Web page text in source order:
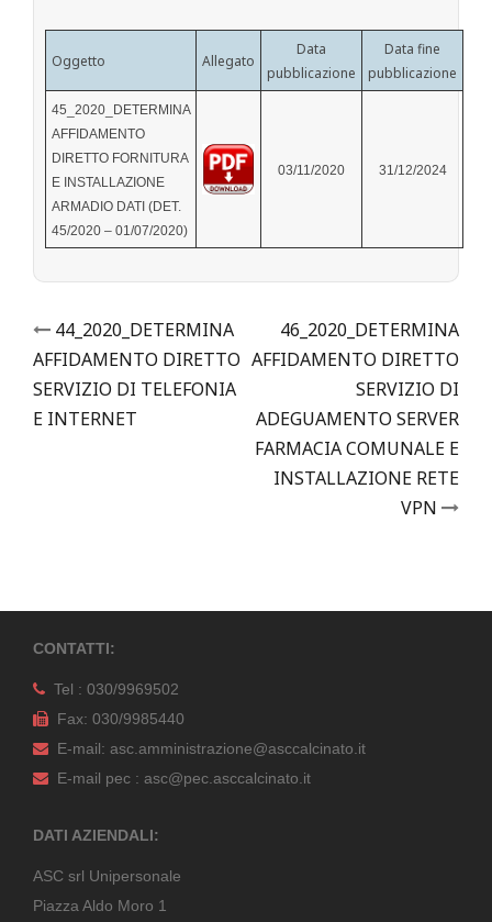
Oggetto Allegato
Data
pubblicazione
Data fine
pubblicazione
45_2020_DETERMINA
AFFIDAMENTO
DIRETTO FORNITURA
E INSTALLAZIONE
ARMADIO DATI (DET.
45/2020 – 01/07/2020)
03/11/2020 31/12/2024
Post
navigation
44_2020_DETERMINA
AFFIDAMENTO DIRETTO
SERVIZIO DI TELEFONIA
E INTERNET
46_2020_DETERMINA
AFFIDAMENTO DIRETTO
SERVIZIO DI
ADEGUAMENTO SERVER
FARMACIA COMUNALE E
INSTALLAZIONE RETE
VPN
CONTATTI:
Tel : 030/9969502
Fax: 030/9985440
E-mail: asc.amministrazione@asccalcinato.it
E-mail pec : asc@pec.asccalcinato.it
DATI AZIENDALI:
ASC srl Unipersonale
Piazza Aldo Moro 1